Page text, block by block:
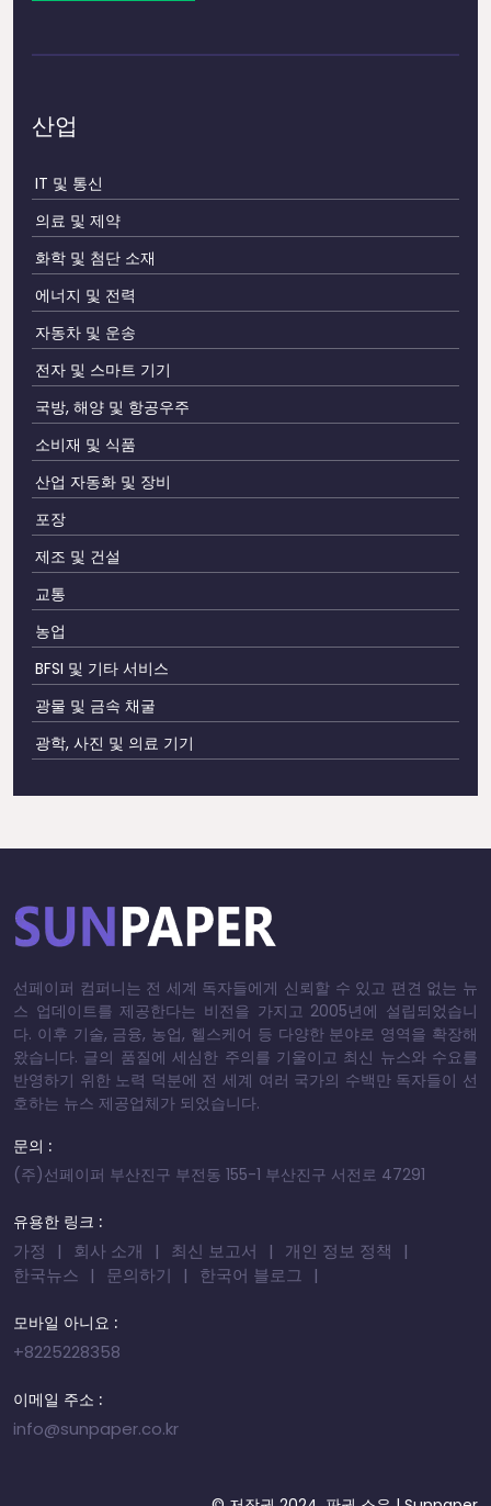
산업
IT 및 통신
의료 및 제약
화학 및 첨단 소재
에너지 및 전력
자동차 및 운송
전자 및 스마트 기기
국방, 해양 및 항공우주
소비재 및 식품
산업 자동화 및 장비
포장
제조 및 건설
교통
농업
BFSI 및 기타 서비스
광물 및 금속 채굴
광학, 사진 및 의료 기기
선페이퍼 컴퍼니는 전 세계 독자들에게 신뢰할 수 있고 편견 없는 뉴
스 업데이트를 제공한다는 비전을 가지고 2005년에 설립되었습니
다. 이후 기술, 금융, 농업, 헬스케어 등 다양한 분야로 영역을 확장해
왔습니다. 글의 품질에 세심한 주의를 기울이고 최신 뉴스와 수요를
반영하기 위한 노력 덕분에 전 세계 여러 국가의 수백만 독자들이 선
호하는 뉴스 제공업체가 되었습니다.
문의 :
(주)선페이퍼 부산진구 부전동 155-1 부산진구 서전로 47291
유용한 링크 :
가정 회사 소개 최신 보고서
개인 정보 정책
한국뉴스
문의하기 한국어 블로그
모바일 아니요 :
+8225228358
이메일 주소 :
info@sunpaper.co.kr